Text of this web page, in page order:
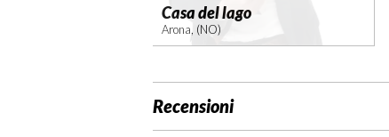
Casa del lago
Arona, (NO)
Recensioni